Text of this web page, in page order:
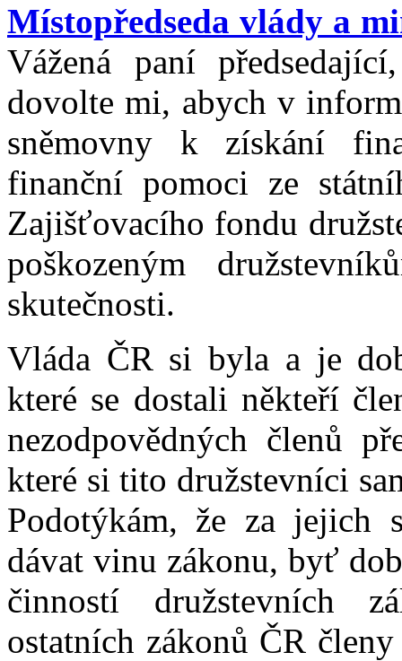
Místopředseda vlády a
Vážená paní
dovolte mi, abych v
sněmovny k získání
finanční pomoci ze
Zajišťovacího fondu
poškozeným
skutečnosti.
Vláda ČR si byla a je
které se dostali někteří
nezodpovědných členů
které si tito družstevníci
Podotýkám, že za jejich
dávat vinu zákonu, byť
činností družstevních
ostatních zákonů ČR členy